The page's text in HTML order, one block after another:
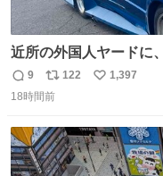
近所の外国人ヤードに
てました😭 外装ぼろぼ
し、、 可哀想に😢😢
返
信
9
リ
ポ
ト
数
122
い
数
1,397
18時間前